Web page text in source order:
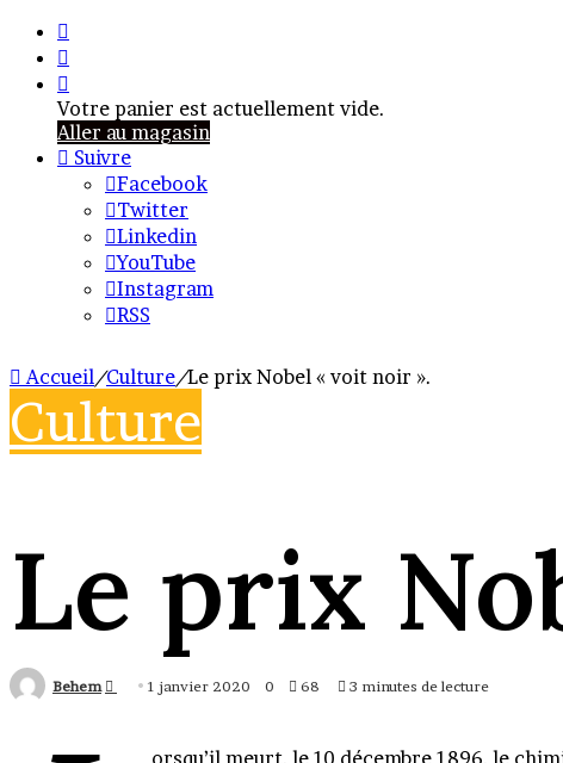
votre
panier
Votre panier est actuellement vide.
Aller au magasin
Suivre
Facebook
Twitter
Linkedin
YouTube
Instagram
RSS
Accueil/Culture/Le prix Nobel « voit noir ».
Culture
Le prix
Behem
Envoyer
1 janvier 2020 0 68 3 minutes de lecture
orsqu’il meurt, le 10 décembre 1896, le